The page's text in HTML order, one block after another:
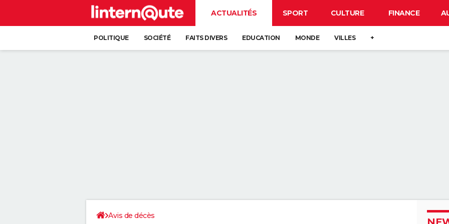
ACTUALITÉS SPORT CULTURE FINANCE
POLITIQUE SOCIÉTÉ FAITS DIVERS EDUCATION MONDE VILLES +
Avis de décès